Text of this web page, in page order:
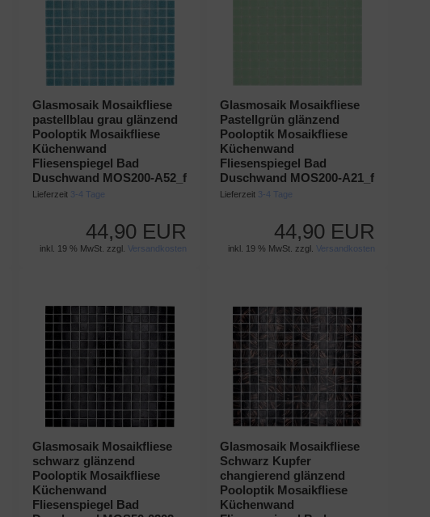
Glasmosaik Mosaikfliese
pastellblau grau glänzend
Pooloptik Mosaikfliese
Küchenwand
Fliesenspiegel Bad
Duschwand MOS200-A52_f
Lieferzeit 3-4 Tage
44,90 EUR
inkl. 19 % MwSt. zzgl.Versandkosten
Glasmosaik Mosaikfliese
Pastellgrün glänzend
Pooloptik Mosaikfliese
Küchenwand
Fliesenspiegel Bad
Duschwand MOS200-A21_f
Lieferzeit 3-4 Tage
44,90 EUR
inkl. 19 % MwSt. zzgl. Versandkosten
Glasmosaik Mosaikfliese
schwarz glänzend
Pooloptik Mosaikfliese
Küchenwand
Fliesenspiegel Bad
Glasmosaik Mosaikfliese
Schwarz Kupfer
changierend glänzend
Pooloptik Mosaikfliese
Küchenwand